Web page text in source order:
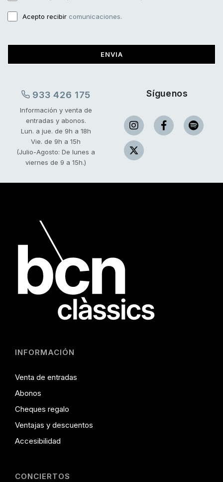
Acepto recibir comunicaciones.
ENVIA
933 426 175
Información y venta de
entradas y abonos.
Lun. a jue. de 9h a 18h
Vie. de 9h a 15h
(Julio-Agosto: De lunes a
viernes de 9 a 15h.)
Síguenos
INFORMACIÓN
Venta de entradas
Abonos
Cheques regalo
Ventajas y descuentos
Accesibilidad
CONCIERTOS